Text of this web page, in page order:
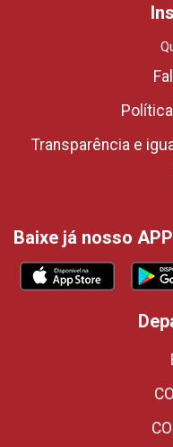
Transparência e
Baixe já nosso APP